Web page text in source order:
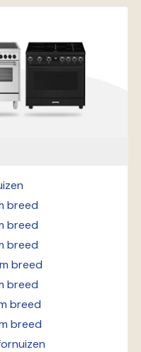
breed
breed
breed
breed
breed
breed
breed